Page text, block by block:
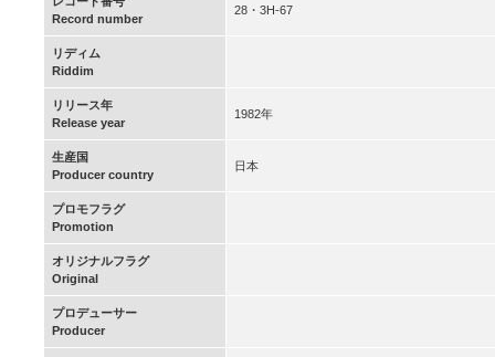
Record number
28・3H-67
リディム
Riddim
リリース年
Release year
1982年
生産国
Producer country
日本
プロモフラグ
Promotion
オリジナルフラグ
Original
プロデューサー
Producer